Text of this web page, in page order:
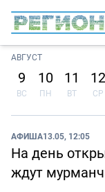
АВГУСТ
9
ВС
10
ПН
11
ВТ
12
СР
АФИША13.05, 12:05
На день
ждут